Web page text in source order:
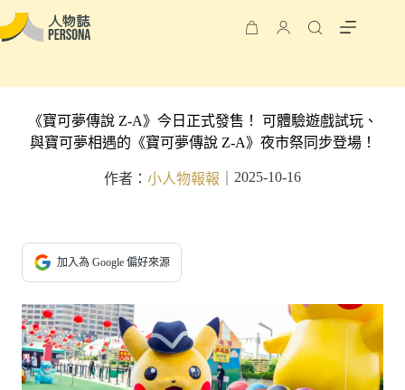
《寶可夢傳說 Z-A》今日正式發售！ 可體驗遊戲試玩、
與寶可夢相遇的《寶可夢傳說 Z-A》夜市祭同步登場！
作者： 小人物報報 2025-10-16
加入為 Google 偏好來源